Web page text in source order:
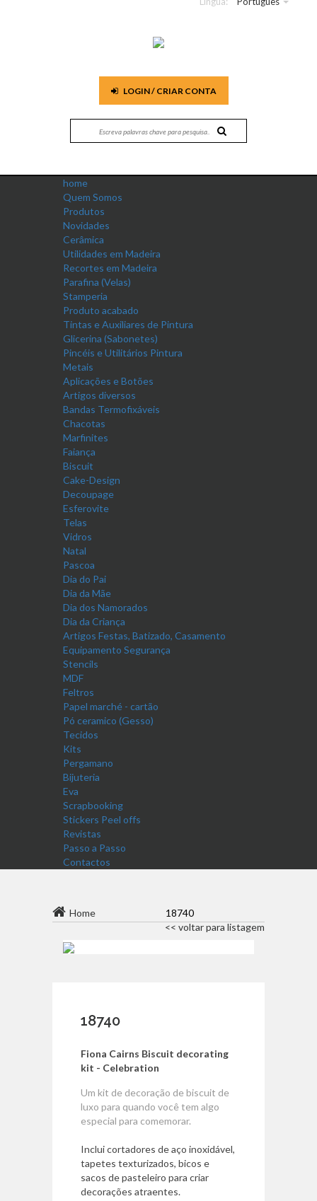
LOGIN / CRIAR CONTA
home
Quem Somos
Produtos
Novidades
Cerâmica
Utilidades em Madeira
Recortes em Madeira
Parafina (Velas)
Stamperia
Produto acabado
Tintas e Auxiliares de Pintura
Glicerina (Sabonetes)
Pincéis e Utilitários Pintura
Metais
Aplicações e Botões
Artigos diversos
Bandas Termofixáveis
Chacotas
Marfinites
Faiança
Biscuit
Cake-Design
Decoupage
Esferovite
Telas
Vidros
Natal
Pascoa
Dia do Pai
Dia da Mãe
Dia dos Namorados
Dia da Criança
Artigos Festas, Batizado, Casamento
Equipamento Segurança
Stencils
MDF
Feltros
Papel marché - cartão
Pó ceramico (Gesso)
Tecidos
Kits
Pergamano
Bijuteria
Eva
Scrapbooking
Stickers Peel offs
Revistas
Passo a Passo
Contactos
Home
18740
<< voltar para listagem
18740
Fiona Cairns Biscuit decorating
kit - Celebration
Um kit de decoração de biscuit de
luxo para quando você tem algo
especial para comemorar.
Inclui cortadores de aço inoxidável,
tapetes texturizados, bicos e
sacos de pasteleiro para criar
decorações atraentes.